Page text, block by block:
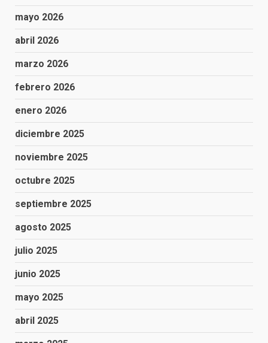
mayo 2026
abril 2026
marzo 2026
febrero 2026
enero 2026
diciembre 2025
noviembre 2025
octubre 2025
septiembre 2025
agosto 2025
julio 2025
junio 2025
mayo 2025
abril 2025